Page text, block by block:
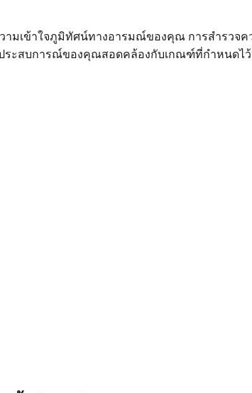
เข้าใจภูมิทัศน์ทางอารมณ์ของคุณ การสำรวจค
ระสบการณ์ของคุณสอดคล้องกับเกณฑ์ที่กำหนดไ